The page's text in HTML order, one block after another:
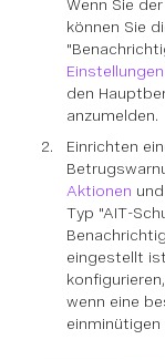
Wenn Sie
können Sie
Einstellungen
den
anzumelden.
Einrichten
Aktionen
Typ "AIT-
eingestellt
wenn eine